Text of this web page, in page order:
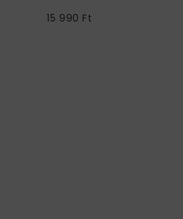
15 990 Ft